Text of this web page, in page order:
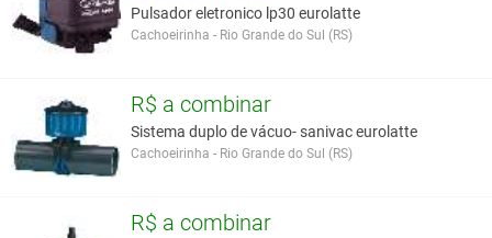
Pulsador eletronico lp30 eurolatte
Cachoeirinha - Rio Grande do Sul (RS)
R$ a combinar
Sistema duplo de vácuo- sanivac eurolatte
Cachoeirinha - Rio Grande do Sul (RS)
R$ a combinar